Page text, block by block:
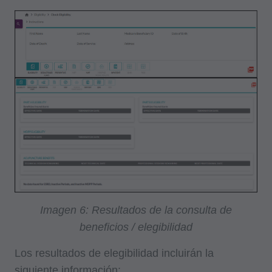
Imagen 6: Resultados de la consulta de
beneficios / elegibilidad
Los resultados de elegibilidad incluirán la
Programa,
Materiales Educacionales/de Capacitación,
Tarifas Fijas;
internamente dentro de su organización dentro
sus empleados y agentes. El uso está limitado
Medicare y Medicaid (CMS), anteriormente
conocido como Administración de
Financiamiento de Cuidado de la Salud (HCFA,
acepta tomar todas las medidas necesarias